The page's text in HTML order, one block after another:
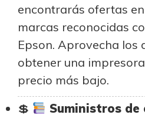
encontrarás ofertas
marcas reconocidas
Epson. Aprovecha los
obtener una
precio más bajo.
Suministros de